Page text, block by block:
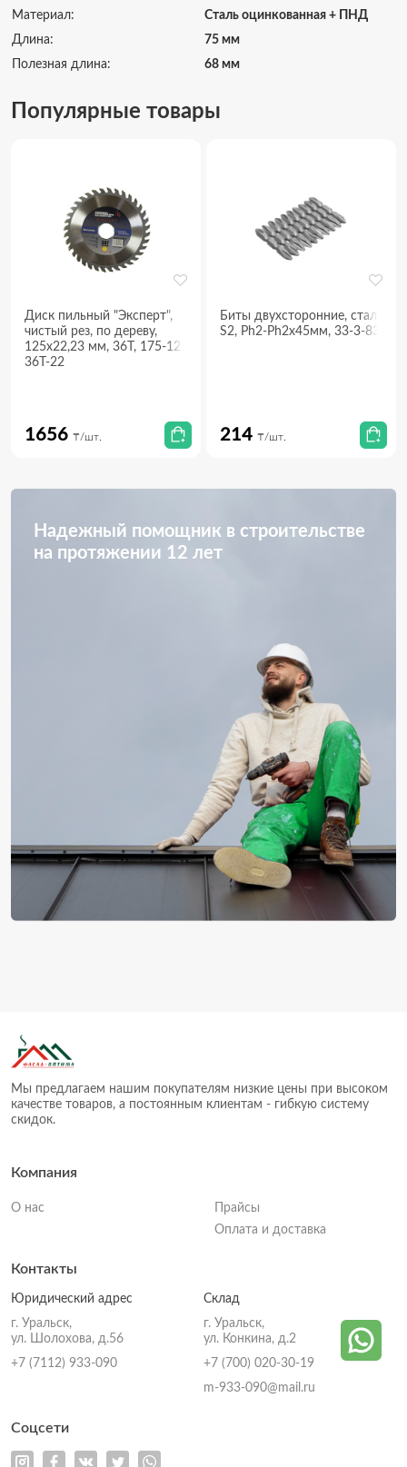
Материал:
Сталь оцинкованная + ПНД
Длина:
75 мм
Полезная длина:
68 мм
Популярные товары
Диск пильный "Эксперт",
чистый рез, по дереву,
125х22,23 мм, 36Т, 175-125-
36Т-22
1656 ₸/шт.
Биты двухсторонние, сталь
S2, Ph2-Ph2х45мм, 33-3-831
214 ₸/шт.
Надежный помощник в строительстве
на протяжении 12 лет
Мы предлагаем нашим покупателям низкие цены при высоком
качестве товаров, а постоянным клиентам - гибкую систему
скидок.
Компания
О нас
Прайсы
Оплата и доставка
Контакты
Юридический адрес
г. Уральск,
ул. Шолохова, д.56
+7 (7112) 933-090
Склад
г. Уральск,
ул. Конкина, д.2
+7 (700) 020-30-19
m-933-090@mail.ru
Соцсети